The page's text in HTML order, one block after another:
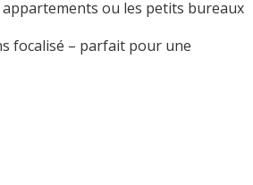
ou les petits bureaux
focalisé – parfait pour une